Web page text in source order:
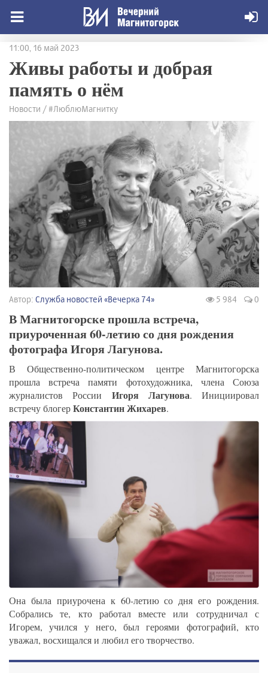
11:00, 16 май 2023
Живы работы и добрая
память о нём
Новости / #ЛюблюМагнитку
Автор: Служба новостей «Вечерка 74» 5 984 0
В Магнитогорске прошла встреча,
приуроченная 60-летию со дня рождения
фотографа Игоря Лагунова.
В Общественно-политическом центре Магнитогорска
прошла встреча памяти фотохудожника, члена Союза
журналистов России Игоря Лагунова. Инициировал
встречу блогерКонстантин Жихарев.
Она была приурочена к 60-летию со дня его рождения.
Собрались те, кто работал вместе или сотрудничал с
Игорем, учился у него, был героями фотографий, кто
уважал, восхищался и любил его творчество.